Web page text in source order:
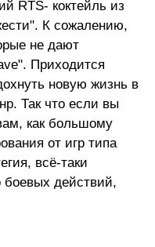
RTS- коктейль из
К сожалению,
не дают
Приходится
новую жизнь в
Так что если вы
как большому
от игр типа
всё-таки
боевых действий,